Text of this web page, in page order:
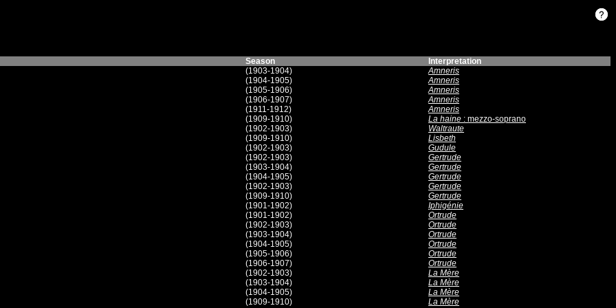
Season
Interpretation
(1903-1904)
Amneris
(1904-1905)
Amneris
(1905-1906)
Amneris
(1906-1907)
Amneris
(1911-1912)
Amneris
(1909-1910)
La haine : mezzo-soprano
(1902-1903)
Waltraute
(1909-1910)
Lisbeth
(1902-1903)
Gudule
(1902-1903)
Gertrude
(1903-1904)
Gertrude
(1904-1905)
Gertrude
(1902-1903)
Gertrude
(1909-1910)
Gertrude
(1901-1902)
Iphigénie
(1901-1902)
Ortrude
(1902-1903)
Ortrude
(1903-1904)
Ortrude
(1904-1905)
Ortrude
(1905-1906)
Ortrude
(1906-1907)
Ortrude
(1902-1903)
La Mère
(1903-1904)
La Mère
(1904-1905)
La Mère
(1909-1910)
La Mère